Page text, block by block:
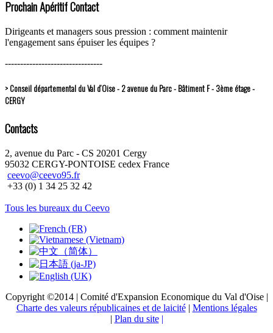
Prochain Apéritif Contact
Dirigeants et managers sous pression : comment maintenir
l'engagement sans épuiser les équipes ?
--------------------------------
> Conseil départemental du Val d’Oise - 2 avenue du Parc - Bâtiment F - 3ème étage -
CERGY
Contacts
2, avenue du Parc - CS 20201 Cergy
95032 CERGY-PONTOISE cedex France
ceevo@ceevo95.fr
+33 (0) 1 34 25 32 42
Tous les bureaux du Ceevo
Copyright ©2014 | Comité d'Expansion Economique du Val d'Oise |
Charte des valeurs républicaines et de laicité| Mentions légales
| Plan du site |